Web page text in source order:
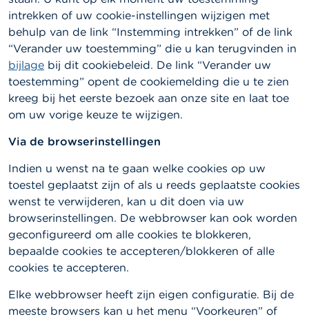
intrekken of uw cookie-instellingen wijzigen met
behulp van de link “Instemming intrekken” of de link
“Verander uw toestemming” die u kan terugvinden in
bijlage bij dit cookiebeleid. De link “Verander uw
toestemming” opent de cookiemelding die u te zien
kreeg bij het eerste bezoek aan onze site en laat toe
om uw vorige keuze te wijzigen.
Via de browserinstellingen
Indien u wenst na te gaan welke cookies op uw
toestel geplaatst zijn of als u reeds geplaatste cookies
wenst te verwijderen, kan u dit doen via uw
browserinstellingen. De webbrowser kan ook worden
geconfigureerd om alle cookies te blokkeren,
bepaalde cookies te accepteren/blokkeren of alle
cookies te accepteren.
Elke webbrowser heeft zijn eigen configuratie. Bij de
meeste browsers kan u het menu “Voorkeuren” of